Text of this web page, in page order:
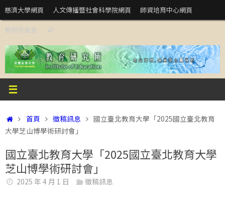
Skip
to
content
慈濟大學網頁 人文傳播暨社會科學院網頁 師資培育中心網頁
教研所首頁 Search
Home
首頁 徵稿訊息
國立臺北教育大學「2025國立臺北教育
大學芝山博學術研討會」
國立臺北教育大學「2025國立臺北教育大學
芝山博學術研討會」
2025 年 4 月 1 日 徵稿訊息